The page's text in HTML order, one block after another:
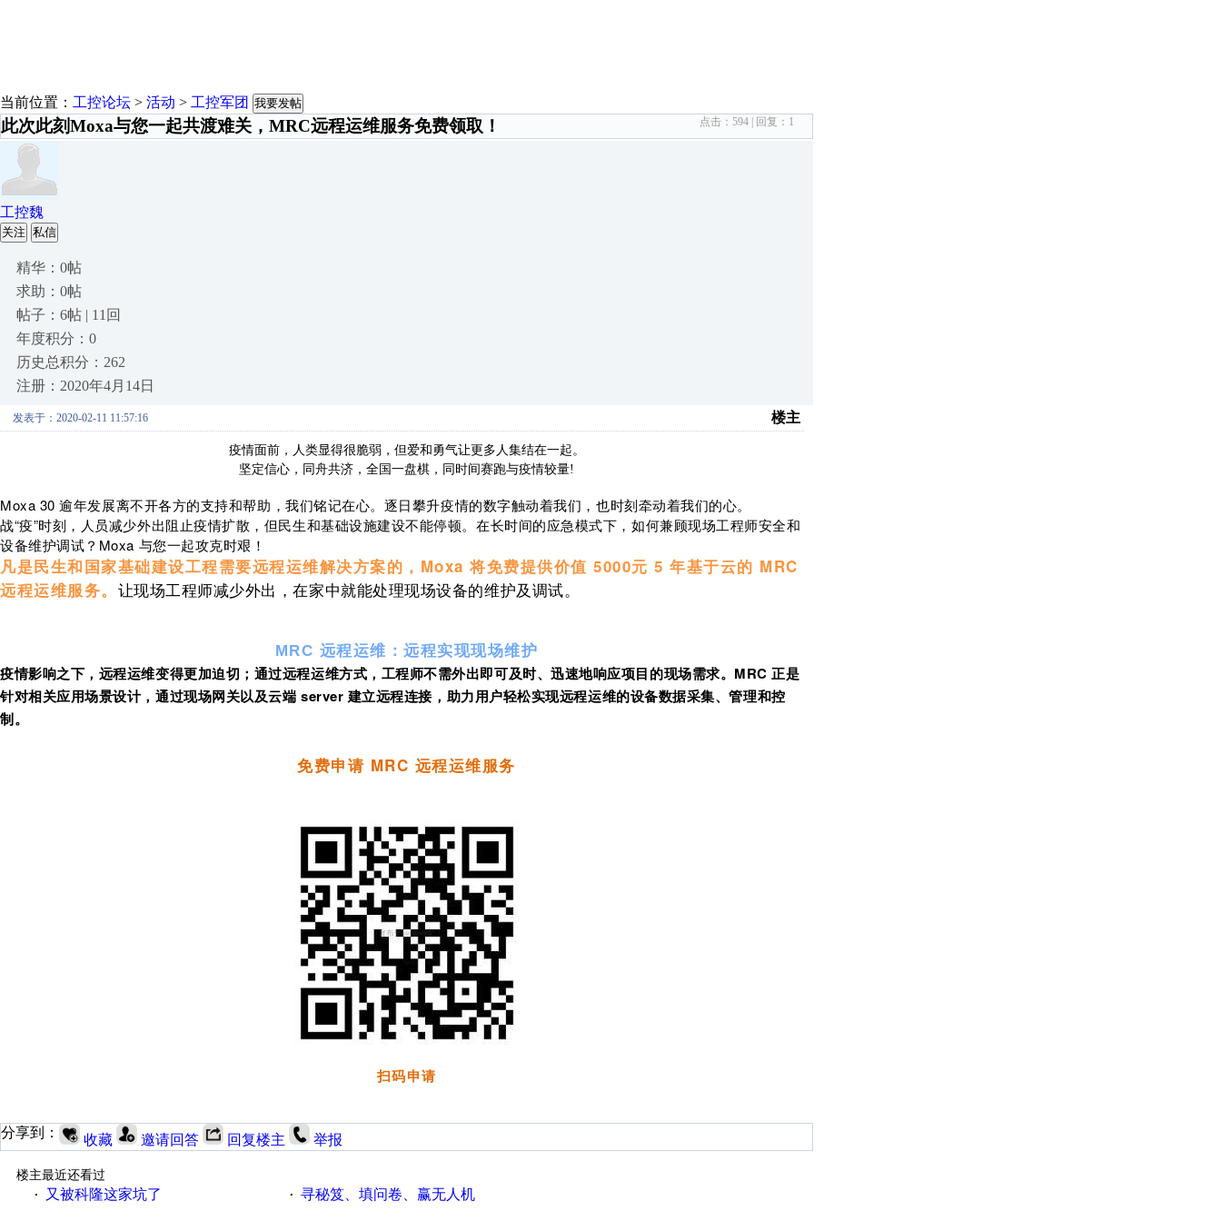
当前位置： 工控论坛 > 活动 > 工控军团 我要发帖
此次此刻Moxa与您一起共渡难关，MRC远程运维服务免费领取！ 点击： 594 | 回复： 1
工控魏
关注 私信
精华：0帖
求助：0帖
帖子：6帖 | 11回
年度积分：0
历史总积分：262
注册：2020年4月14日
发表于：2020-02-11 11:57:16 楼主
疫情面前，人类显得很脆弱，但爱和勇气让更多人集结在一起。
坚定信心，同舟共济，全国一盘棋，同时间赛跑与疫情较量!
Moxa 30 逾年发展离不开各方的支持和帮助，我们铭记在心。逐日攀升疫情的数字触动着我们，也时刻牵动着我们的心。
战“疫”时刻，人员减少外出阻止疫情扩散，但民生和基础设施建设不能停顿。在长时间的应急模式下，如何兼顾现场工程师安全和
设备维护调试？ Moxa 与您一起攻克时艰！
凡是民生和国家基础建设工程需要远程运维解决方案的，Moxa 将免费提供价值 5000元 5 年基于云的 MRC
远程运维服务。 让现场工程师减少外出，在家中就能处理现场设备的维护及调试。
MRC 远程运维：远程实现现场维护
疫情影响之下，远程运维变得更加迫切；通过远程运维方式，工程师不需外出即可及时、迅速地响应项目的现场需求。MRC 正是
针对相关应用场景设计，通过现场网关以及云端 server 建立远程连接，助力用户轻松实现远程运维的设备数据采集、管理和控
制。
免费申请 MRC 远程运维服务
扫码申请
分享到： 收藏 邀请回答 回复楼主 举报
楼主最近还看过
·
又被科隆这家坑了 · 寻秘笈、填问卷、赢无人机